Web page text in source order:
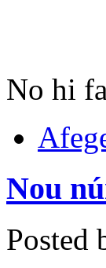
No hi
Nou
Posted